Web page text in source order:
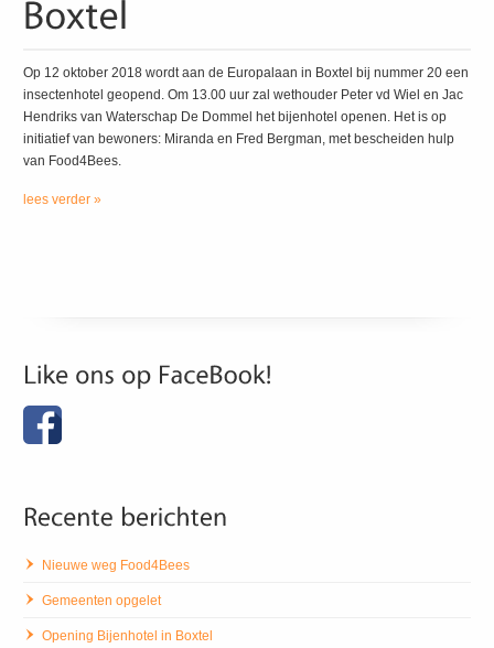
Op 12 oktober 2018 wordt aan de Europalaan in Boxtel bij nummer 20 een
insectenhotel geopend. Om 13.00 uur zal wethouder Peter vd Wiel en Jac
Hendriks van Waterschap De Dommel het bijenhotel openen. Het is op
initiatief van bewoners: Miranda en Fred Bergman, met bescheiden hulp
van Food4Bees.
lees verder »
Nieuwe weg Food4Bees
Gemeenten opgelet
Opening Bijenhotel in Boxtel